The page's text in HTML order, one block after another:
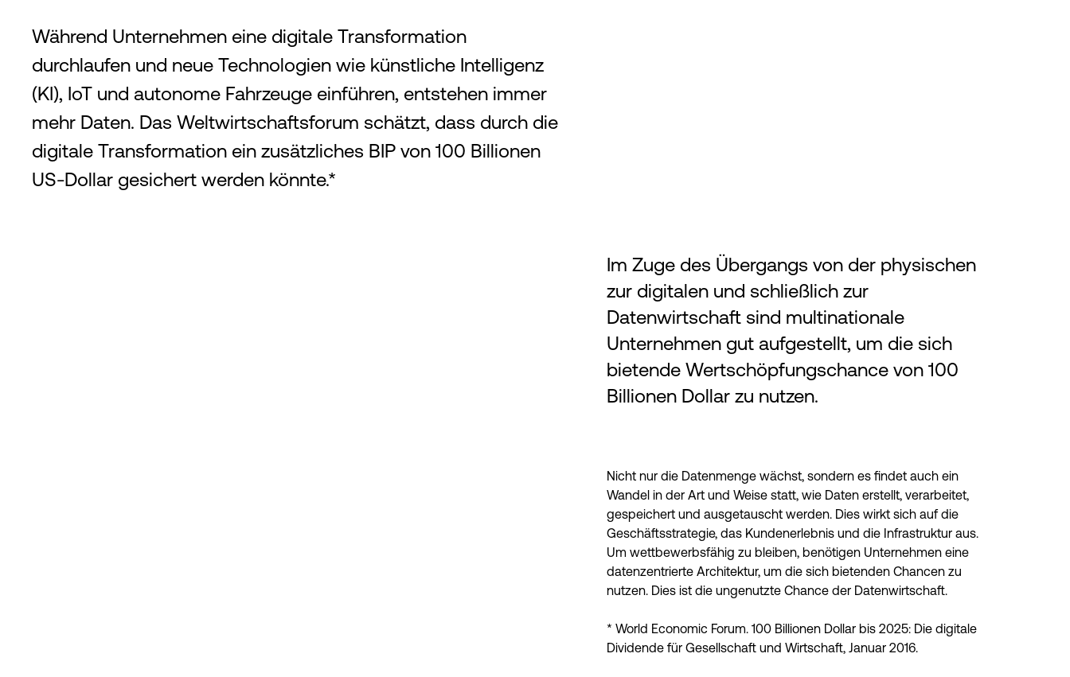
Während Unternehmen eine digitale Transformation
durchlaufen und neue Technologien wie künstliche Intelligenz
(KI), IoT und autonome Fahrzeuge einführen, entstehen immer
mehr Daten. Das Weltwirtschaftsforum schätzt, dass durch die
digitale Transformation ein zusätzliches BIP von 100 Billionen
US-Dollar gesichert werden könnte.*
Im Zuge des Übergangs von der physischen
zur digitalen und schließlich zur
Datenwirtschaft sind multinationale
Unternehmen gut aufgestellt, um die sich
bietende Wertschöpfungschance von 100
Billionen Dollar zu nutzen.
Nicht nur die Datenmenge wächst, sondern es findet auch ein
Wandel in der Art und Weise statt, wie Daten erstellt, verarbeitet,
gespeichert und ausgetauscht werden. Dies wirkt sich auf die
Geschäftsstrategie, das Kundenerlebnis und die Infrastruktur aus.
Um wettbewerbsfähig zu bleiben, benötigen Unternehmen eine
datenzentrierte Architektur, um die sich bietenden Chancen zu
nutzen. Dies ist die ungenutzte Chance der Datenwirtschaft.
* World Economic Forum. 100 Billionen Dollar bis 2025: Die digitale
Dividende für Gesellschaft und Wirtschaft, Januar 2016.